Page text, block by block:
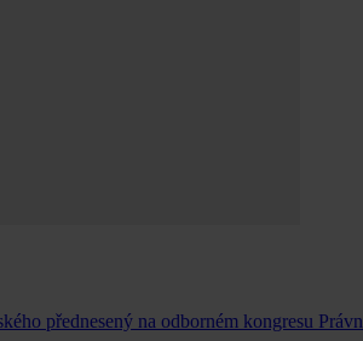
přednesený na odborném kongresu